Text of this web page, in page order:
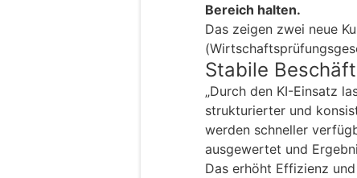
Bereich halten.
Das zeigen zwei neue
Stabile
„Durch den KI-Einsatz
strukturierter und
werden schneller
ausgewertet und
Das erhöht Effizienz